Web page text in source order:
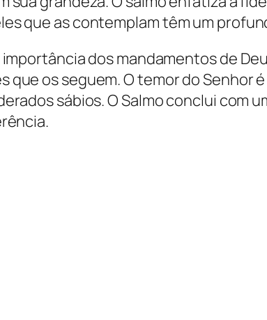
que as contemplam têm um
dos mandamentos de
os seguem. O temor do Senhor
sábios. O Salmo conclui com